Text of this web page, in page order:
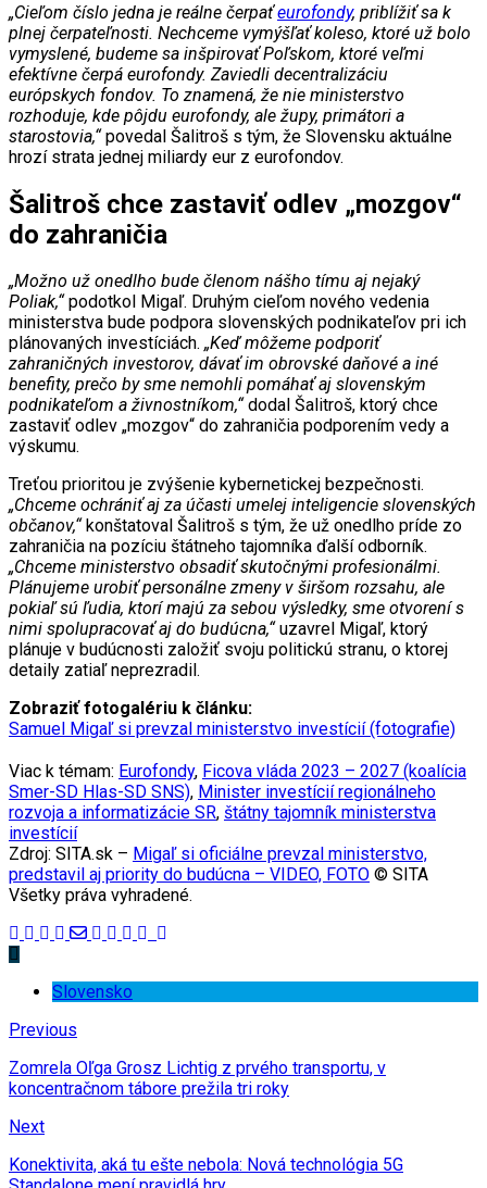
„Cieľom číslo jedna je reálne čerpaťeurofondy, priblížiť sa k
plnej čerpateľnosti. Nechceme vymýšľať koleso, ktoré už bolo
vymyslené, budeme sa inšpirovať Poľskom, ktoré veľmi
efektívne čerpá eurofondy. Zaviedli decentralizáciu
európskych fondov. To znamená, že nie ministerstvo
rozhoduje, kde pôjdu eurofondy, ale župy, primátori a
starostovia,“povedal Šalitroš s tým, že Slovensku aktuálne
hrozí strata jednej miliardy eur z eurofondov.
Šalitroš chce zastaviť odlev „mozgov“
do zahraničia
„Možno už onedlho bude členom nášho tímu aj nejaký
Poliak,“ podotkol Migaľ. Druhým cieľom nového vedenia
ministerstva bude podpora slovenských podnikateľov pri ich
plánovaných investíciách. „Keď môžeme podporiť
zahraničných investorov, dávať im obrovské daňové a iné
benefity, prečo by sme nemohli pomáhať aj slovenským
podnikateľom a živnostníkom,“ dodal Šalitroš, ktorý chce
zastaviť odlev „mozgov“ do zahraničia podporením vedy a
výskumu.
Treťou prioritou je zvýšenie kybernetickej bezpečnosti.
„Chceme ochrániť aj za účasti umelej inteligencie slovenských
občanov,“ konštatoval Šalitroš s tým, že už onedlho príde zo
zahraničia na pozíciu štátneho tajomníka ďalší odborník.
„Chceme ministerstvo obsadiť skutočnými profesionálmi.
Plánujeme urobiť personálne zmeny v širšom rozsahu, ale
pokiaľ sú ľudia, ktorí majú za sebou výsledky, sme otvorení s
nimi spolupracovať aj do budúcna,“ uzavrel Migaľ, ktorý
plánuje v budúcnosti založiť svoju politickú stranu, o ktorej
detaily zatiaľ neprezradil.
Zobraziť fotogalériu k článku:
Samuel Migaľ si prevzal ministerstvo investícií (fotografie)
Viac k témam: Eurofondy, Ficova vláda 2023 – 2027 (koalícia
Smer-SD Hlas-SD SNS), Minister investícií regionálneho
rozvoja a informatizácie SR, štátny tajomník ministerstva
investícií
Zdroj: SITA.sk – Migaľ si oficiálne prevzal ministerstvo,
predstavil aj priority do budúcna – VIDEO, FOTO © SITA
Všetky práva vyhradené.
Slovensko
Previous
Zomrela Oľga Grosz Lichtig z prvého transportu, v
koncentračnom tábore prežila tri roky
Next
Konektivita, aká tu ešte nebola: Nová technológia 5G